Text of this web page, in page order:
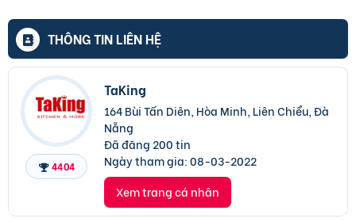
THÔNG TIN LIÊN HỆ
4404
TaKing
164 Bùi Tấn Diên, Hòa Minh, Liên Chiểu, Đà
Nẵng
Đã đăng 200 tin
Ngày tham gia:08-03-2022
Xem trang cá nhân